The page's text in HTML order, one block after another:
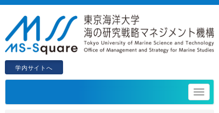
学内サイトへ